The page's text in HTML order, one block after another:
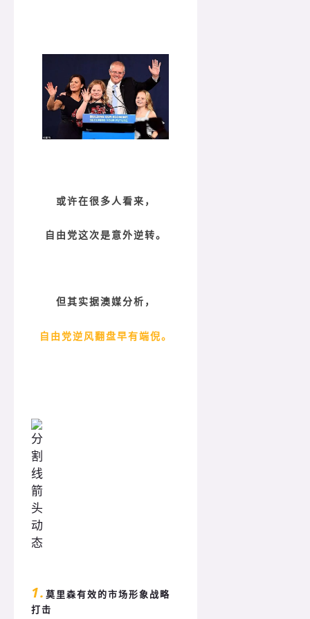
或许在很多人看来，
自由党这次是意外逆转。
但其实据澳媒分析，
自由党逆风翻盘早有端倪。
1. 莫里森有效的市场形象战略
打击